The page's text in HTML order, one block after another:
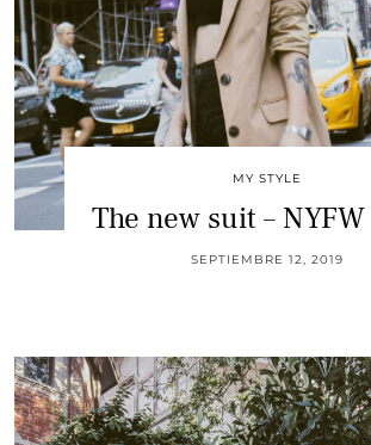
MY STYLE
The new suit – NYFW
SEPTIEMBRE 12, 2019